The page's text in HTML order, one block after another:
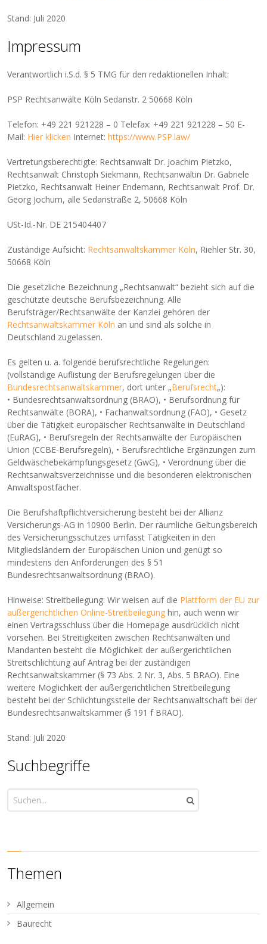
Stand: Juli 2020
Impressum
Verantwortlich i.S.d. § 5 TMG für den redaktionellen Inhalt:
PSP Rechtsanwälte Köln Sedanstr. 2 50668 Köln
Telefon: +49 221 921228 – 0 Telefax: +49 221 921228 – 50 E-
Mail: Hier klicken Internet:https://www.PSP.law/
Vertretungsberechtigte: Rechtsanwalt Dr. Joachim Pietzko,
Rechtsanwalt Christoph Siekmann, Rechtsanwältin Dr. Gabriele
Pietzko, Rechtsanwalt Heiner Endemann, Rechtsanwalt Prof. Dr.
Georg Jochum, alle Sedanstraße 2, 50668 Köln
USt-Id.-Nr. DE 215404407
Zuständige Aufsicht: Rechtsanwaltskammer Köln, Riehler Str. 30,
50668 Köln
Die gesetzliche Bezeichnung „Rechtsanwalt“ bezieht sich auf die
geschützte deutsche Berufsbezeichnung. Alle
Berufsträger/Rechtsanwälte der Kanzlei gehören der
Rechtsanwaltskammer Köln an und sind als solche in
Deutschland zugelassen.
Es gelten u. a. folgende berufsrechtliche Regelungen:
(vollständige Auflistung der Berufsregelungen über die
Bundesrechtsanwaltskammer, dort unter „Berufsrecht„):
• Bundesrechtsanwaltsordnung (BRAO), • Berufsordnung für
Rechtsanwälte (BORA), • Fachanwaltsordnung (FAO), • Gesetz
über die Tätigkeit europäischer Rechtsanwälte in Deutschland
(EuRAG), • Berufsregeln der Rechtsanwälte der Europäischen
Union (CCBE-Berufsregeln), • Berufsrechtliche Ergänzungen zum
Geldwäschebekämpfungsgesetz (GwG), • Verordnung über die
Rechtsanwaltsverzeichnisse und die besonderen elektronischen
Anwaltspostfächer.
Die Berufshaftpflichtversicherung besteht bei der Allianz
Versicherungs-AG in 10900 Berlin. Der räumliche Geltungsbereich
des Versicherungsschutzes umfasst Tätigkeiten in den
Mitgliedsländern der Europäischen Union und genügt so
mindestens den Anforderungen des § 51
Bundesrechtsanwaltsordnung (BRAO).
Hinweise: Streitbeilegung: Wir weisen auf die Plattform der EU zur
außergerichtlichen Online-Streitbeilegung hin, auch wenn wir
einen Vertragsschluss über die Homepage ausdrücklich nicht
vorsehen. Bei Streitigkeiten zwischen Rechtsanwälten und
Mandanten besteht die Möglichkeit der außergerichtlichen
Streitschlichtung auf Antrag bei der zuständigen
Rechtsanwaltskammer (§ 73 Abs. 2 Nr. 3, Abs. 5 BRAO). Eine
weitere Möglichkeit der außergerichtlichen Streitbeilegung
besteht bei der Schlichtungsstelle der Rechtsanwaltschaft bei der
Bundesrechtsanwaltskammer (§ 191 f BRAO).
Stand: Juli 2020
Suchbegriffe
Themen
Allgemein
Baurecht